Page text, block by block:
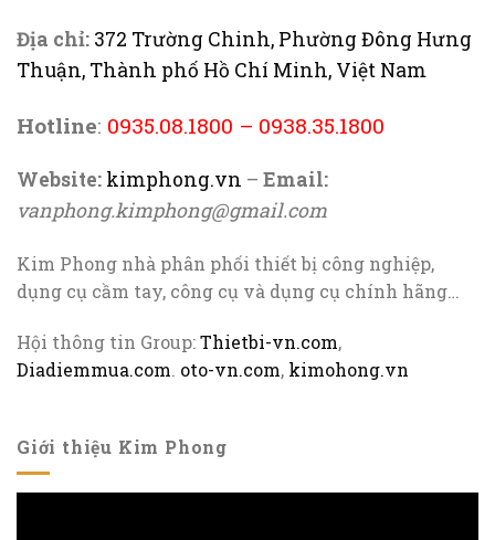
Địa chỉ: 372 Trường Chinh, Phường Đông Hưng
Thuận, Thành phố Hồ Chí Minh, Việt Nam
Hotline: 0935.08.1800 – 0938.35.1800
Website: kimphong.vn – Email:
vanphong.kimphong@gmail.com
Kim Phong nhà phân phối thiết bị công nghiệp,
dụng cụ cầm tay, công cụ và dụng cụ chính hãng…
Hội thông tin Group:Thietbi-vn.com,
Diadiemmua.com. oto-vn.com, kimohong.vn
Giới thiệu Kim Phong